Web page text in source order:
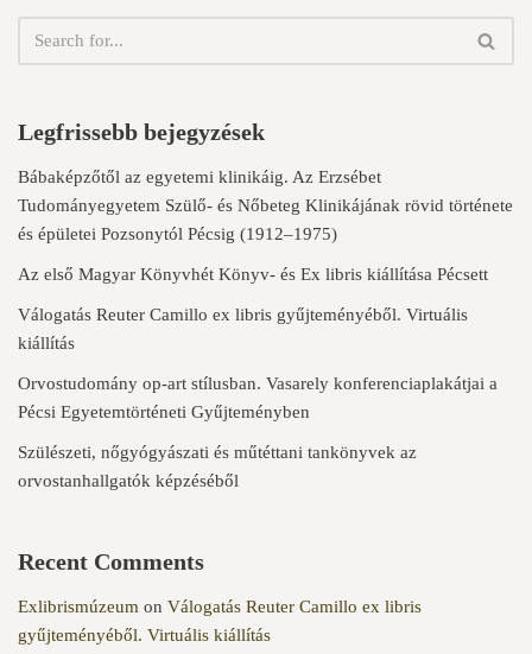
Legfrissebb bejegyzések
Bábaképzőtől az egyetemi klinikáig. Az Erzsébet
Tudományegyetem Szülő- és Nőbeteg Klinikájának rövid története
és épületei Pozsonytól Pécsig (1912–1975)
Az első Magyar Könyvhét Könyv- és Ex libris kiállítása Pécsett
Válogatás Reuter Camillo ex libris gyűjteményéből. Virtuális
kiállítás
Orvostudomány op-art stílusban. Vasarely konferenciaplakátjai a
Pécsi Egyetemtörténeti Gyűjteményben
Szülészeti, nőgyógyászati és műtéttani tankönyvek az
orvostanhallgatók képzéséből
Recent Comments
Exlibrismúzeum on Válogatás Reuter Camillo ex libris
gyűjteményéből. Virtuális kiállítás